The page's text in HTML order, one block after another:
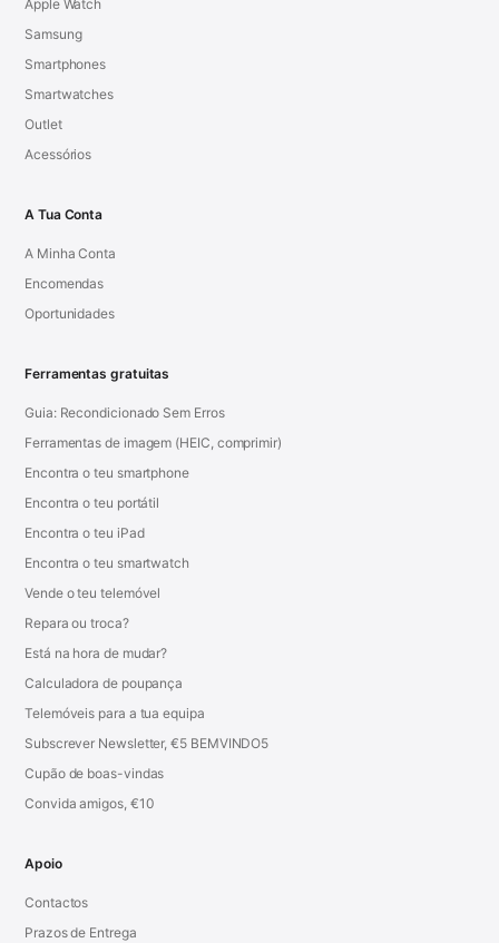
Apple Watch
Samsung
Smartphones
Smartwatches
Outlet
Acessórios
A Tua Conta
A Minha Conta
Encomendas
Oportunidades
Ferramentas gratuitas
Guia: Recondicionado Sem Erros
Ferramentas de imagem (HEIC, comprimir)
Encontra o teu smartphone
Encontra o teu portátil
Encontra o teu iPad
Encontra o teu smartwatch
Vende o teu telemóvel
Repara ou troca?
Está na hora de mudar?
Calculadora de poupança
Telemóveis para a tua equipa
Subscrever Newsletter, €5 BEMVINDO5
Cupão de boas-vindas
Convida amigos, €10
Apoio
Contactos
Prazos de Entrega